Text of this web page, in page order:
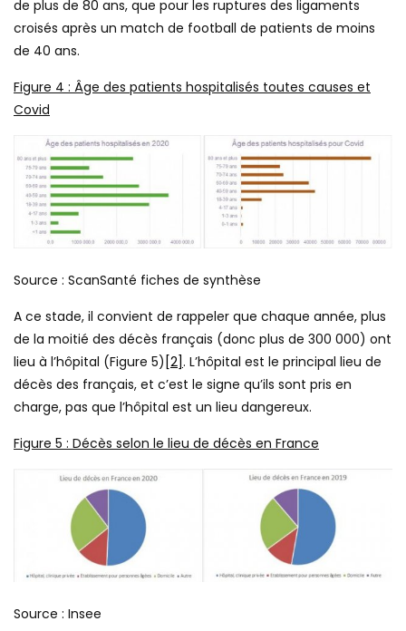
de plus de 80 ans, que pour les ruptures des ligaments
croisés après un match de football de patients de moins
de 40 ans.
Figure 4 : Âge des patients hospitalisés toutes causes et
Covid
Source : ScanSanté fiches de synthèse
A ce stade, il convient de rappeler que chaque année, plus
de la moitié des décès français (donc plus de 300 000) ont
lieu à l’hôpital (Figure 5) [2]. L’hôpital est le principal lieu de
décès des français, et c’est le signe qu’ils sont pris en
charge, pas que l’hôpital est un lieu dangereux.
Figure 5 : Décès selon le lieu de décès en France
Source : Insee